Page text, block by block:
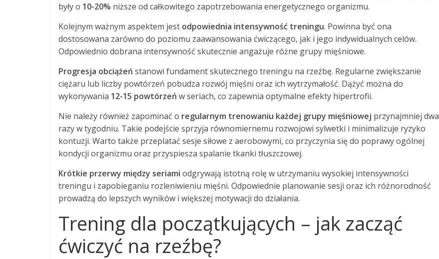
były o 10-20% niższe od całkowitego zapotrzebowania energetycznego organizmu.
Kolejnym ważnym aspektem jest odpowiednia intensywność treningu. Powinna być ona
dostosowana zarówno do poziomu zaawansowania ćwiczącego, jak i jego indywidualnych celów.
Odpowiednio dobrana intensywność skutecznie angażuje różne grupy mięśniowe.
Progresja obciążeń stanowi fundament skutecznego treningu na rzeźbę. Regularne zwiększanie
ciężaru lub liczby powtórzeń pobudza rozwój mięśni oraz ich wytrzymałość. Dążyć można do
wykonywania 12-15 powtórzeń w seriach, co zapewnia optymalne efekty hipertrofii.
Nie należy również zapominać o regularnym trenowaniu każdej grupy mięśniowej przynajmniej dwa
razy w tygodniu. Takie podejście sprzyja równomiernemu rozwojowi sylwetki i minimalizuje ryzyko
kontuzji. Warto także przeplatać sesje siłowe z aerobowymi, co przyczynia się do poprawy ogólnej
kondycji organizmu oraz przyspiesza spalanie tkanki tłuszczowej.
Krótkie przerwy między seriami odgrywają istotną rolę w utrzymaniu wysokiej intensywności
treningu i zapobieganiu rozleniwieniu mięśni. Odpowiednie planowanie sesji oraz ich różnorodność
prowadzą do lepszych wyników i większej motywacji do działania.
Trening dla początkujących – jak zacząć
ćwiczyć na rzeźbę?